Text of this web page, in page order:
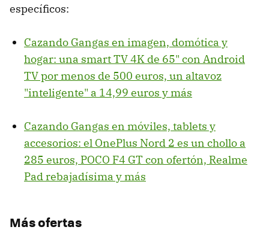
específicos:
Cazando Gangas en imagen, domótica y
hogar: una smart TV 4K de 65" con Android
TV por menos de 500 euros, un altavoz
"inteligente" a 14,99 euros y más
Cazando Gangas en móviles, tablets y
accesorios: el OnePlus Nord 2 es un chollo a
285 euros, POCO F4 GT con ofertón, Realme
Pad rebajadísima y más
Más ofertas